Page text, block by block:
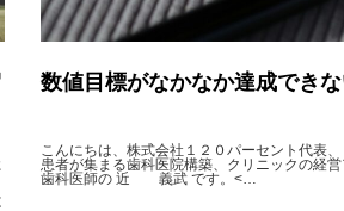
数値目標がなかなか達成できな
こんにちは、株式会社１２０パーセント代表、
患者が集まる歯科医院構築、クリニックの経営
歯科医師の 近 義武 です。<…